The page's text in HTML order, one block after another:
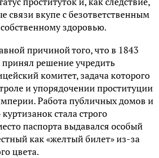
связи вкупе с безответственным
здоровью.
причиной того, что в 1843
решение учредить
комитет, задача которого
и упорядочении проституции
Работа публичных домов и
стала строго
паспорта выдавался особый
как «желтый билет» из-за
цвета.